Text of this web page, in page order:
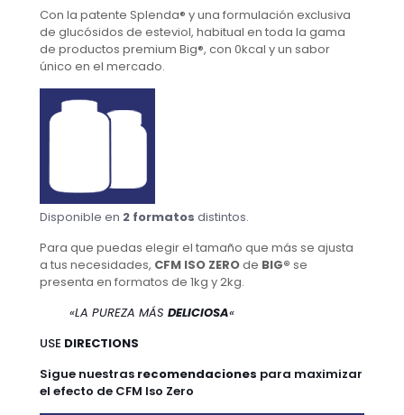
Con la patente Splenda® y una formulación exclusiva
de glucósidos de esteviol, habitual en toda la gama
de productos premium Big®, con 0kcal y un sabor
único en el mercado.
Disponible en 2 formatos distintos.
Para que puedas elegir el tamaño que más se ajusta
a tus necesidades, CFM ISO ZEROde BIG® se
presenta en formatos de 1kg y 2kg.
«LA PUREZA MÁSDELICIOSA«
USE DIRECTIONS
Sigue nuestras recomendaciones para maximizar
el efecto de CFM Iso Zero